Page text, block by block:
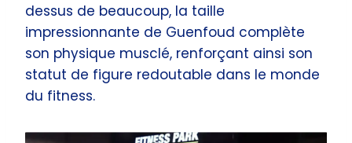
dessus de beaucoup, la taille
impressionnante de Guenfoud complète
son physique musclé, renforçant ainsi son
statut de figure redoutable dans le monde
du fitness.